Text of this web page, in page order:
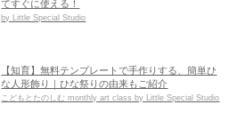
てすぐに使える！
by Little Special Studio
【知育】無料テンプレートで手作りする、簡単ひ
な人形飾り｜ひな祭りの由来もご紹介
こどもとたのしむ monthly art class by Little Special Studio